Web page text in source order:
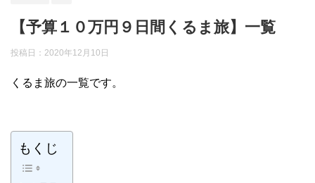
【予算１０万円９日間くるま旅】一覧
投稿日： 2020年12月10日
くるま旅の一覧です。
もくじ